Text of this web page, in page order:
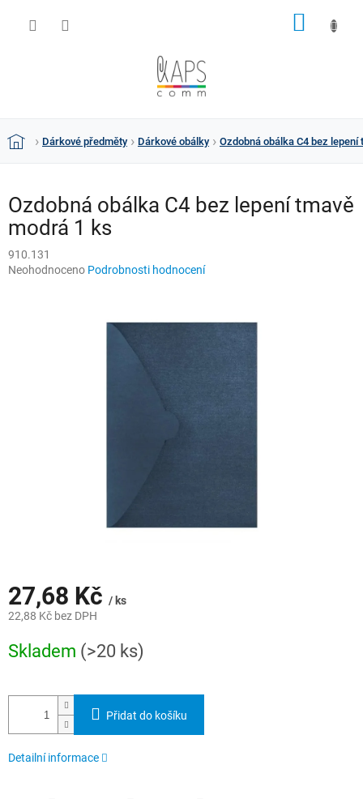
DomůDárkové předměty Dárkové obálky Ozdobná obálka C4 bez lepení
Ozdobná obálka C4 bez lepení tmavě
modrá 1 ks
910.131
Průměrné
Neohodnoceno Podrobnosti hodnocení
27,68 Kč / ks
22,88 Kč bez DPH
cena:
Skladem (>20 ks)
Přidat do košíku
Detailní informace